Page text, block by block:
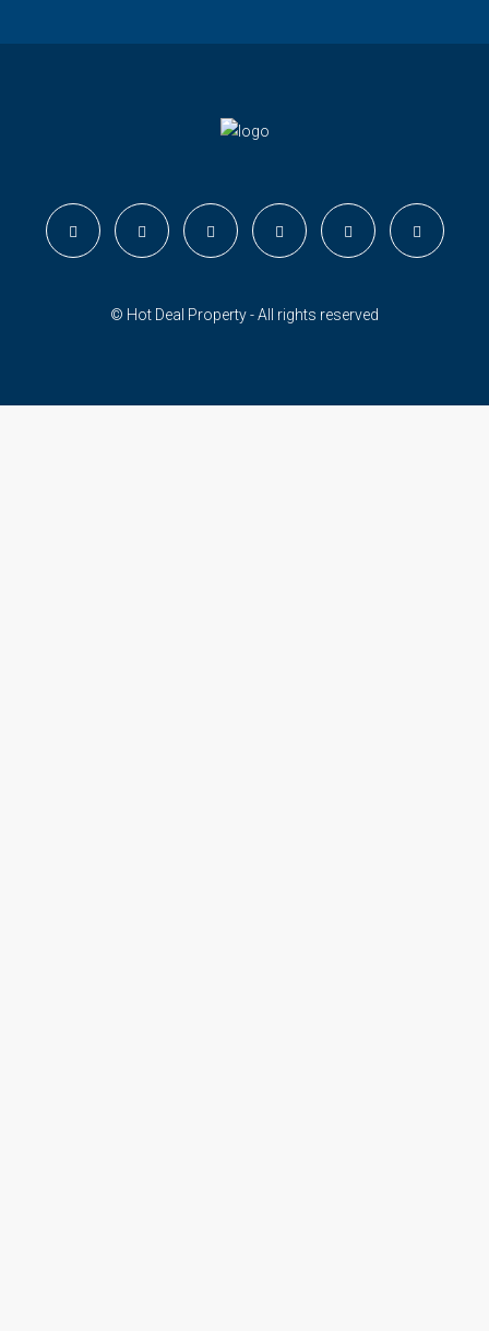
© Hot Deal Property - All rights reserved